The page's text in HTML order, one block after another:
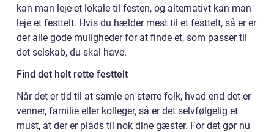
kan man leje et lokale til festen, og alternativt kan man
leje et festtelt. Hvis du hælder mest til et festtelt, så er er
der alle gode muligheder for at finde et, som passer til
det selskab, du skal have.
Find det helt rette festtelt
Når det er tid til at samle en større folk, hvad end det er
venner, familie eller kolleger, så er det selvfølgelig et
must, at der er plads til nok dine gæster. For det gør nu